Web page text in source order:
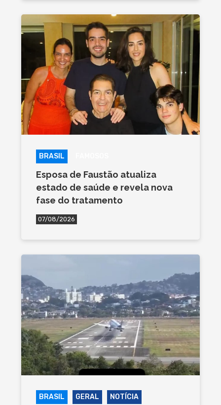
BRASIL
Esposa de Faustão atualiza
estado de saúde e revela nova
fase do tratamento
07/08/2026
BRASIL GERAL NOTÍCIA